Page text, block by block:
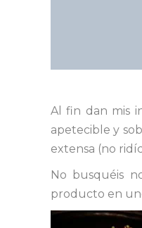
Al fin dan mis
apetecible y
extensa (no
No busquéis
producto en